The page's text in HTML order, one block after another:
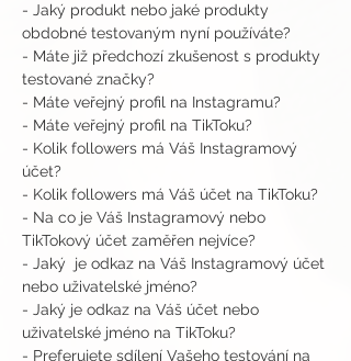
- Jaký produkt nebo jaké produkty
obdobné testovaným nyní používáte?
- Máte již předchozí zkušenost s produkty
testované značky?
- Máte veřejný profil na Instagramu?
- Máte veřejný profil na TikToku?
- Kolik followers má Váš Instagramový
účet?
- Kolik followers má Váš účet na TikToku?
- Na co je Váš Instagramový nebo
TikTokový účet zaměřen nejvíce?
- Jaký  je odkaz na Váš Instagramový účet
nebo uživatelské jméno?
- Jaký je odkaz na Váš účet nebo
uživatelské jméno na TikToku?
- Preferujete sdílení Vašeho testování na